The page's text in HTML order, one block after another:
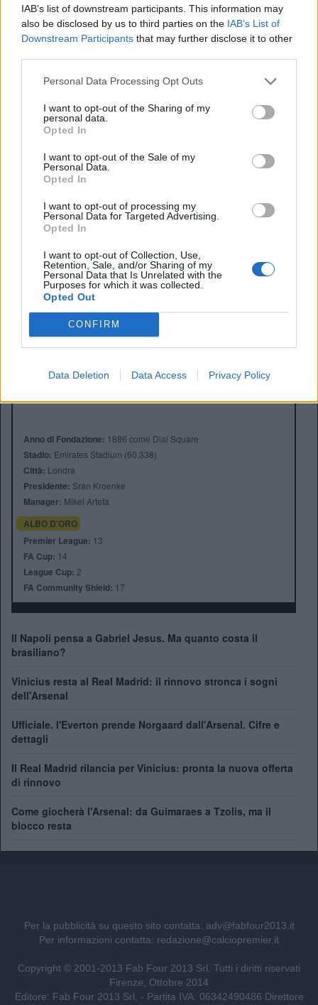
IAB’s list of downstream participants. This information may
also be disclosed by us to third parties on the IAB’s List of
Downstream Participants that may further disclose it to other
Personal Data Processing Opt Outs
I want to opt-out of the Sharing of my
personal data.
Opted In
I want to opt-out of the Sale of my
Personal Data.
Opted In
I want to opt-out of processing my
Personal Data for Targeted Advertising.
Opted In
I want to opt-out of Collection, Use,
Retention, Sale, and/or Sharing of my
Personal Data that Is Unrelated with the
Purposes for which it was collected.
Opted Out
CONFIRM
Data Deletion Data Access Privacy Policy
Da Madrid smentiscono
Pubblicamente, la sponda madrilena fa muro. Il presidente
Enrique Cerezo ha blindato l’argentino con dichiarazioni
perentorie:“Julián Álvarez è un punto fermo
dell’Atletico e lo sarà ancora a lungo
. Dietro la facciata
fluido. Secondo le rivelazioni della trasmissione spagnola
El Chiringuito, il direttore generale dei madrileni, Miguel
Ángel Gil Marín, avrebbe promesso ad Alvarez già a
febbraio una via d’uscita a fine stagione.
L’entourage del giocatore spinge per una soluzione e non
situazione dovesse arenarsi. Nel frattempo, i primi
movimenti in entrata dell’Atletico Madrid – a caccia di un
è un’ipotesi tutt’altro che remota. L’Arsenal osserva da una
posizione di assoluta forza economica, pronto a sferrare
l’attacco decisivo e a colorare diWhite and Red
Julian Alvarez.
Anno di Fondazione: 1886 come Dial Square
Stadio: Emirates Stadium (60.338)
Città: Londra
Presidente: Sran Kroenke
Manager: Mikel Arteta
ALBO D'ORO
Premier League: 13
FA Cup: 14
League Cup: 2
FA Community Shield: 17
Il Napoli pensa a Gabriel Jesus. Ma quanto costa il
brasiliano?
Vinicius resta al Real Madrid: il rinnovo stronca i sogni
dell'Arsenal
Ufficiale. l'Everton prende Norgaard dall'Arsenal. Cifre e
dettagli
Il Real Madrid rilancia per Vinicius: pronta la nuova offerta
di rinnovo
Come giocherà l'Arsenal: da Guimaraes a Tzolis, ma il
blocco resta
Per la pubblicità su questo sito contatta: adv@fabfour2013.it
Per informazioni contatta: redazione@calciopremier.it
Copyright © 2001-2013 Fab Four 2013 Srl. Tutti i diritti riservati
Firenze, Ottobre 2014
Editore: Fab Four 2013 Srl. - Partita IVA: 06342490486 Direttore